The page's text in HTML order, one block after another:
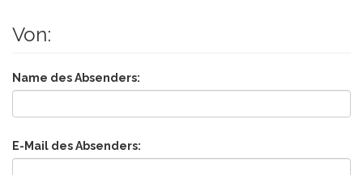
Von:
Name des Absenders:
E-Mail des Absenders: